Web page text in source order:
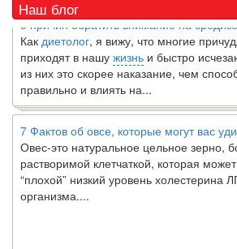
Наш блог
5 причин обратить внимание на
Какдиетолог, я вижу, что многие
приходят в нашужизньи быстро
из них это скорее наказание, чем
правильно и влиять на...
7 Фактов об овсе, которые могут вас
Овес-это натуральное цельное зерно,
растворимой клетчаткой, которая
“плохой” низкий уровень холестерина
организма....